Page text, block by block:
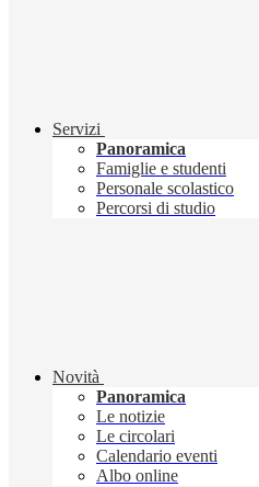
Servizi
Panoramica
Famiglie e studenti
Personale scolastico
Percorsi di studio
Novità
Panoramica
Le notizie
Le circolari
Calendario eventi
Albo online